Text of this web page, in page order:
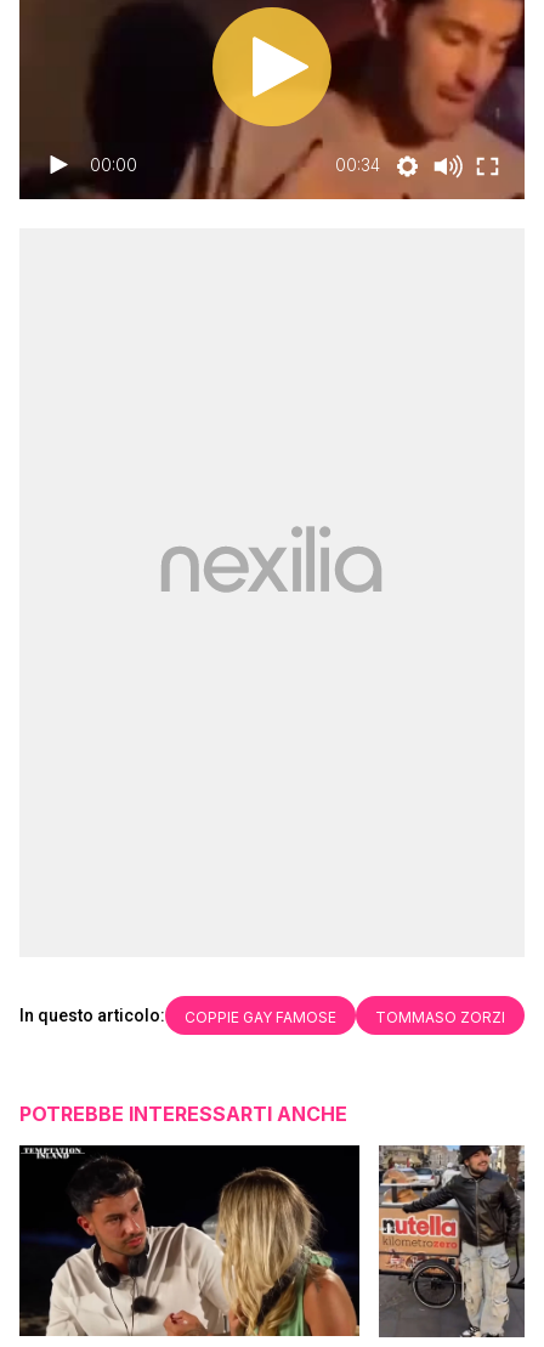
00:00 00:34
In questo articolo: COPPIE GAY FAMOSE TOMMASO ZORZI
POTREBBE INTERESSARTI ANCHE